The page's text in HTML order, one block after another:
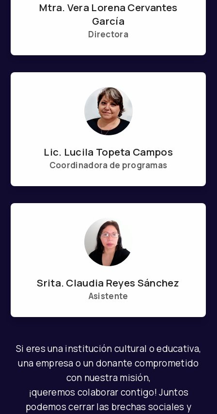
Mtra. Vera Lorena Cervantes
García
Directora
Lic. Lucila Topeta Campos
Coordinadora de programas
Srita. Claudia Reyes Sánchez
Asistente
Si eres una institución cultural o educativa,
una empresa o un donante comprometido
con nuestra misión,
¡queremos colaborar contigo! Juntos
podemos cerrar las brechas sociales y